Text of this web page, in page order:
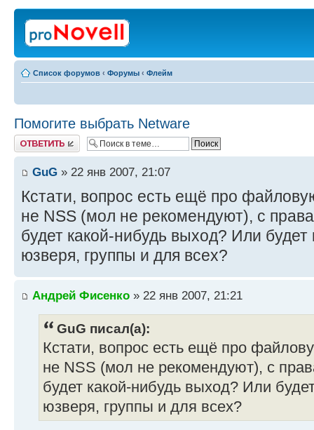
Список форумов ‹ Форумы ‹ Флейм
Помогите выбрать Netware
Ответить
GuG » 22 янв 2007, 21:07
Кстати, вопрос есть ещё про
не NSS (мол не рекомендуют), с
будет какой-нибудь выход? Или будет
юзверя, группы и для всех?
Андрей Фисенко » 22 янв 2007, 21:21
GuG писал(а):
Кстати, вопрос есть ещё про
не NSS (мол не рекомендуют), с
будет какой-нибудь выход? Или
юзверя, группы и для всех?